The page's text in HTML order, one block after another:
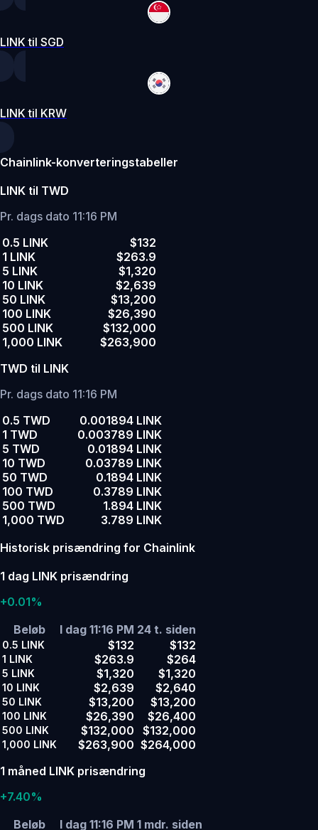
LINK til SGD
LINK til KRW
Chainlink-konverteringstabeller
LINK til TWD
Pr. dags dato 11:16 PM
0.5 LINK
$132
1 LINK
$263.9
5 LINK
$1,320
10 LINK
$2,639
50 LINK
$13,200
100 LINK
$26,390
500 LINK
$132,000
1,000 LINK
$263,900
TWD til LINK
Pr. dags dato 11:16 PM
0.5 TWD
0.001894 LINK
1 TWD
0.003789 LINK
5 TWD
0.01894 LINK
10 TWD
0.03789 LINK
50 TWD
0.1894 LINK
100 TWD
0.3789 LINK
500 TWD
1.894 LINK
1,000 TWD
3.789 LINK
Historisk prisændring for Chainlink
1 dag LINK prisændring
+0.01%
Beløb
I dag 11:16 PM 24 t. siden
0.5 LINK $132 $132
1 LINK $263.9 $264
5 LINK $1,320 $1,320
10 LINK $2,639 $2,640
50 LINK $13,200 $13,200
100 LINK $26,390 $26,400
500 LINK $132,000 $132,000
1,000 LINK $263,900 $264,000
1 måned LINK prisændring
+7.40%
Beløb
I dag 11:16 PM 1 mdr. siden